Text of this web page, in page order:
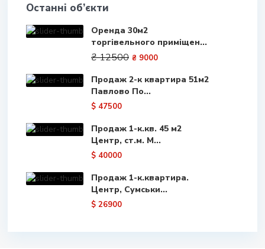
Останні об’єкти
Оренда 30м2
торгівельного приміщен...
₴ 12500 ₴ 9000
Продаж 2-к квартира 51м2
Павлово По...
$ 47500
Продаж 1-к.кв. 45 м2
Центр, ст.м. М...
$ 40000
Продаж 1-к.квартира.
Центр, Сумськи...
$ 26900